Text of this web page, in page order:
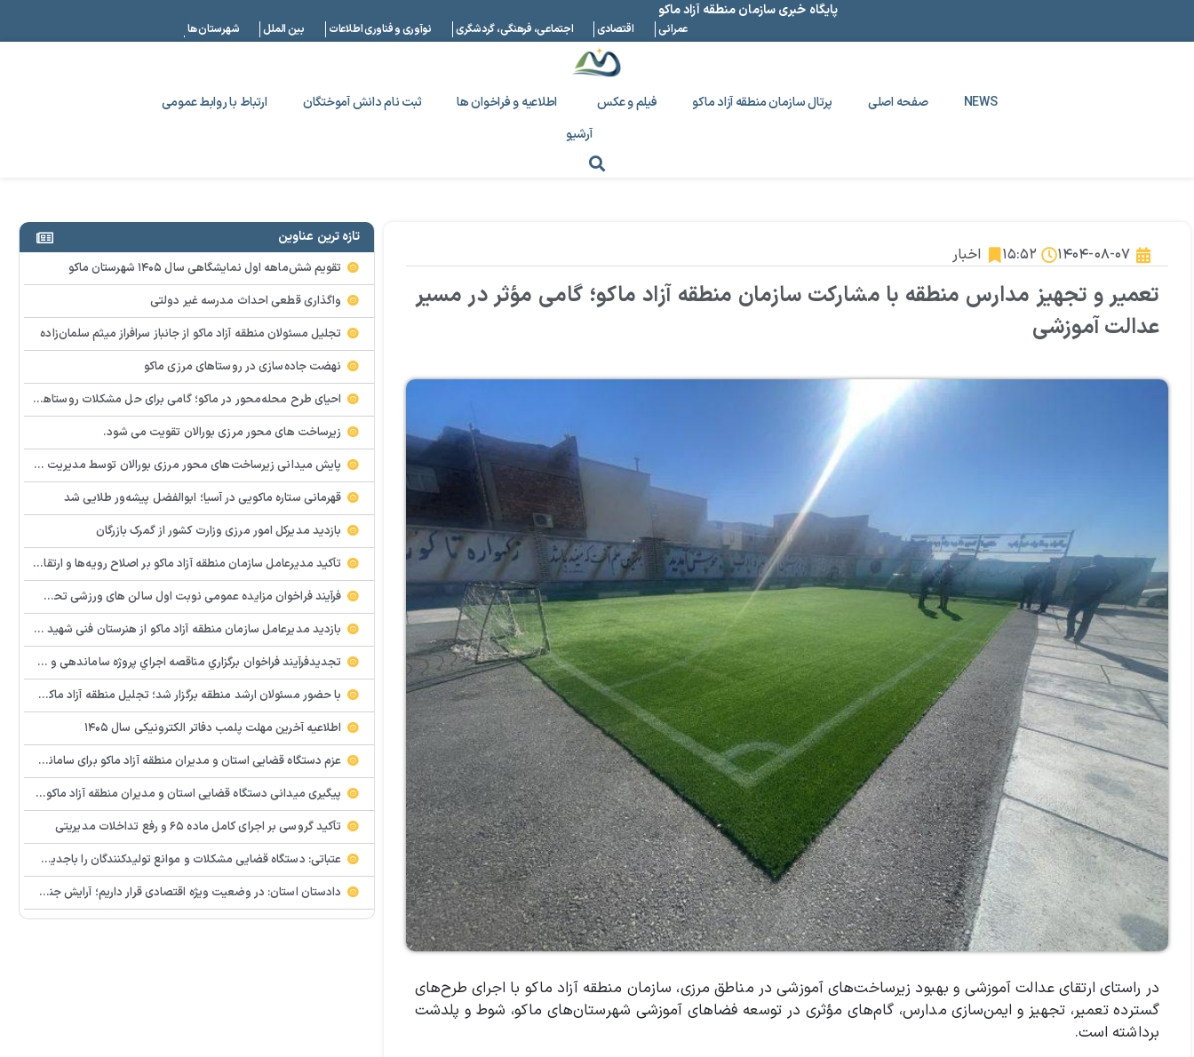
پایگاه خبری سازمان منطقه آزاد ماکو
عمرانی اقتصادی اجتماعی، فرهنگی، گردشگری نوآوری و فناوری اطلاعات بین الملل شهرستان ها
NEWS صفحه اصلی پرتال سازمان منطقه آزاد ماکو فیلم و عکس اطلاعیه و فراخوان ها ثبت نام دانش آموختگان
ارتباط با روابط عمومی
آرشیو
۱۴۰۴-۰۸-۰۷ ۱۵:۵۲ اخبار
تعمیر و تجهیز مدارس منطقه با مشارکت سازمان منطقه آزاد ماکو؛ گامی مؤثر در مسیر
عدالت آموزشی
در راستای ارتقای عدالت آموزشی و بهبود زیرساخت‌های آموزشی در مناطق مرزی، سازمان منطقه آزاد ماکو با اجرای طرح‌های
گسترده تعمیر، تجهیز و ایمن‌سازی مدارس، گام‌های مؤثری در توسعه فضاهای آموزشی شهرستان‌های ماکو، شوط و پلدشت
برداشته است.
تازه ترین عناوین
تقویم شش‌ماهه اول نمایشگاهی سال ۱۴۰۵ شهرستان ماکو
واگذاری قطعی احداث مدرسه غیر دولتی
تجلیل مسئولان منطقه آزاد ماکو از جانباز سرافراز میثم سلمان‌زاده
نهضت جاده‌سازی در روستاهای مرزی ماکو
احیای طرح محله‌محور در ماکو؛ گامی برای حل مشکلات روستاها و مناطق کم‌برخوردار
زیرساخت های محور مرزی بورالان تقویت می شود.
پایش میدانی زیرساخت‌های محور مرزی بورالان توسط مدیریت امور شهری و روستایی سازمان منطقه آزاد ماکو ‌
قهرمانی ستاره ماکویی در آسیا؛ ابوالفضل پیشه‌ور طلایی شد
بازدید مدیرکل امور مرزی وزارت کشور از گمرک بازرگان
تأکید مدیرعامل سازمان منطقه آزاد ماکو بر اصلاح رویه‌ها و ارتقای جایگاه مرز بازرگان
فرآيند فراخوان مزایده عمومي نوبت اول سالن های ورزشی تحت اختیار منطقه آزاد ماکو در شهرهای بازرگان – شوط و پلدشت
بازدید مدیرعامل سازمان منطقه آزاد ماکو از هنرستان فنی شهید پیر احمدی؛ بررسی میدانی مشکلات و موانع آموزشی
تجدیدفرآيند فراخوان برگزاري مناقصه اجراي پروژه ساماندهي و زيباسازي بلوار پليس راه ماكو
با حضور مسئولان ارشد منطقه برگزار شد؛ تجلیل منطقه آزاد ماکو از معلمان نمونه و تأکید بر هوشمندسازی مدارس
اطلاعیه آخرین مهلت پلمب دفاتر الکترونیکی سال ۱۴۰۵
عزم دستگاه قضایی استان و مدیران منطقه آزاد ماکو برای ساماندهی و رفع سریع مشکلات پایانه مرزی و گمرک بازرگان
پیگیری میدانی دستگاه قضایی استان و مدیران منطقه آزاد ماکو و استان برای رفع سریع مشکلات واحدهای تولیدی و سرمایه گذاری
تأکید گروسی بر اجرای کامل ماده ۶۵ و رفع تداخلات مدیریتی
عتباتی: دستگاه قضایی مشکلات و موانع تولیدکنندگان را باجدیت پیگیری می کند
دادستان استان: در وضعیت ویژه اقتصادی قرار داریم؛ آرایش جنگی در حوزه تولید ضروری است